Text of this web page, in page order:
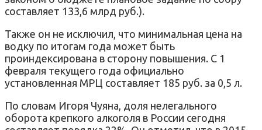
составляет 133,6 млрд руб.).
Также он не исключил, что минимальная цена на
водку по итогам года может быть
проиндексирована в сторону повышения. С 1
февраля текущего года официально
установленная МРЦ составляет 185 руб. за 0,5 л.
По словам Игоря Чуяна, доля нелегального
оборота крепкого алкоголя в России сегодня